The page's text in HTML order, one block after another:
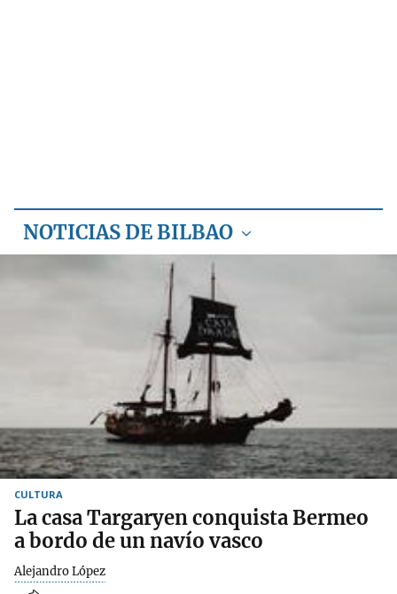
NOTICIAS DE BILBAO
CULTURA
La casa Targaryen conquista Bermeo
a bordo de un navío vasco
Alejandro López